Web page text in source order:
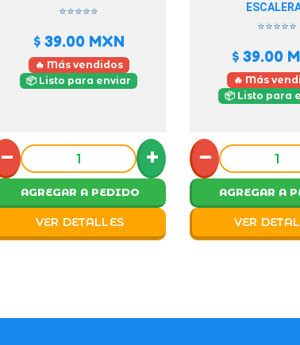
⭐⭐⭐⭐⭐
$ 39.00MXN
🔥 Más vendidos
📦 Listo para enviar
− +
AGREGAR A PEDIDO
VER DETALLES
⭐⭐⭐⭐⭐
$ 39.00
🔥 Más
📦 Listo para
−
AGREGAR A
VER